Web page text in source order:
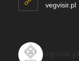
vegvisir.pl